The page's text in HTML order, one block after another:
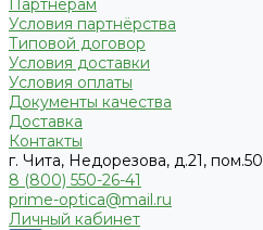
Партнёрам
Условия партнёрства
Типовой договор
Условия доставки
Условия оплаты
Документы качества
Доставка
Контакты
г. Чита, Недорезова, д.21, пом.50
8 (800) 550-26-41
prime-optica@mail.ru
Личный кабинет